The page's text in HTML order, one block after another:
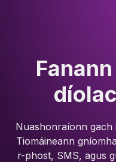
Nuashonraíonn
Tiomáineann
r-phost, SMS, agus